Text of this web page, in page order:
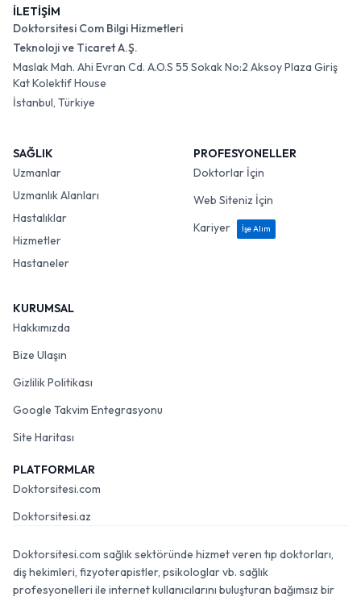
İLETİŞİM
Doktorsitesi Com Bilgi Hizmetleri
Teknoloji ve Ticaret A.Ş.
Maslak Mah. Ahi Evran Cd. A.O.S 55 Sokak No:2 Aksoy Plaza Giriş
Kat Kolektif House
İstanbul, Türkiye
SAĞLIK
Uzmanlar
Uzmanlık Alanları
Hastalıklar
Hizmetler
Hastaneler
PROFESYONELLER
Doktorlar İçin
Web Siteniz İçin
Kariyer
İşe Alım
KURUMSAL
Hakkımızda
Bize Ulaşın
Gizlilik Politikası
Google Takvim Entegrasyonu
Site Haritası
PLATFORMLAR
Doktorsitesi.com
Doktorsitesi.az
Doktorsitesi.com sağlık sektöründe hizmet veren tıp doktorları,
diş hekimleri, fizyoterapistler, psikologlar vb. sağlık
profesyonelleri ile internet kullanıcılarını buluşturan bağımsız bir